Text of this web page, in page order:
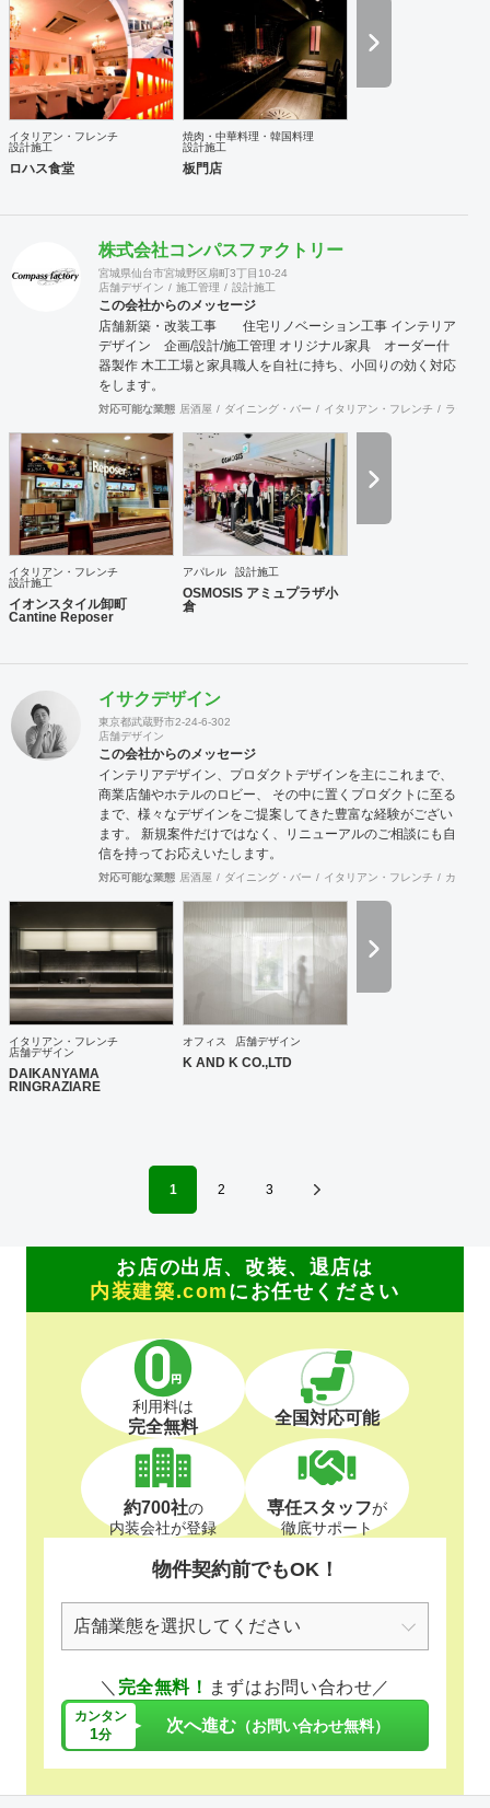
ン・ロゴ・グラフィックデザイン ■CADオペレーション・
CG制作 ■イベント・展示会企画設営 店舗設計・開業につい
てのご相談は無料です。
イタリアン・フレンチ
設計施工
ロハス食堂
焼肉・中華料理・韓国料理
設計施工
板門店
株式会社コンパスファクトリー
宮城県仙台市宮城野区扇町3丁目10-24
店舗デザイン
施工管理 設計施工
この会社からのメッセージ
店舗新築・改装工事 住宅リノベーション工事 インテリア
デザイン 企画/設計/施工管理 オリジナル家具 オーダー什
器製作 木工工場と家具職人を自社に持ち、小回りの効く対応
をします。
対応可能な業態 居酒屋 ダイニング・バー イタリアン・フレンチ ラーメ
イタリアン・フレンチ
設計施工
イオンスタイル卸町
Cantine Reposer
アパレル 設計施工
OSMOSIS アミュプラザ小
倉
イサクデザイン
東京都武蔵野市2-24-6-302
店舗デザイン
この会社からのメッセージ
インテリアデザイン、プロダクトデザインを主にこれまで、
商業店舗やホテルのロビー、 その中に置くプロダクトに至る
まで、様々なデザインをご提案してきた豊富な経験がござい
ます。 新規案件だけではなく、リニューアルのご相談にも自
信を持ってお応えいたします。
対応可能な業態 居酒屋 ダイニング・バー イタリアン・フレンチ カフェ
イタリアン・フレンチ
店舗デザイン
DAIKANYAMA
RINGRAZIARE
オフィス 店舗デザイン
K AND K CO.,LTD
1 2 3
お店の出店、改装、退店は
内装建築.com にお任せください
利用料は
完全無料 全国対応可能
約700社の
内装会社が登録
専任スタッフが
徹底サポート
物件契約前でもOK！
＼ 完全無料！ まずはお問い合わせ／
カンタン
1分 次へ進む （お問い合わせ無料）